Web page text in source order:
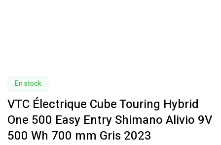
En stock
VTC Électrique Cube Touring Hybrid
One 500 Easy Entry Shimano Alivio 9V
500 Wh 700 mm Gris 2023